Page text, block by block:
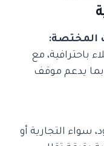
المختصة:
باحترافية، مع
بما يدعم موقف
سواء التجارية أو